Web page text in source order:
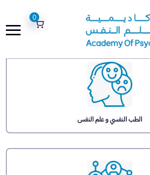
0
الطب النفسي و علم النفس